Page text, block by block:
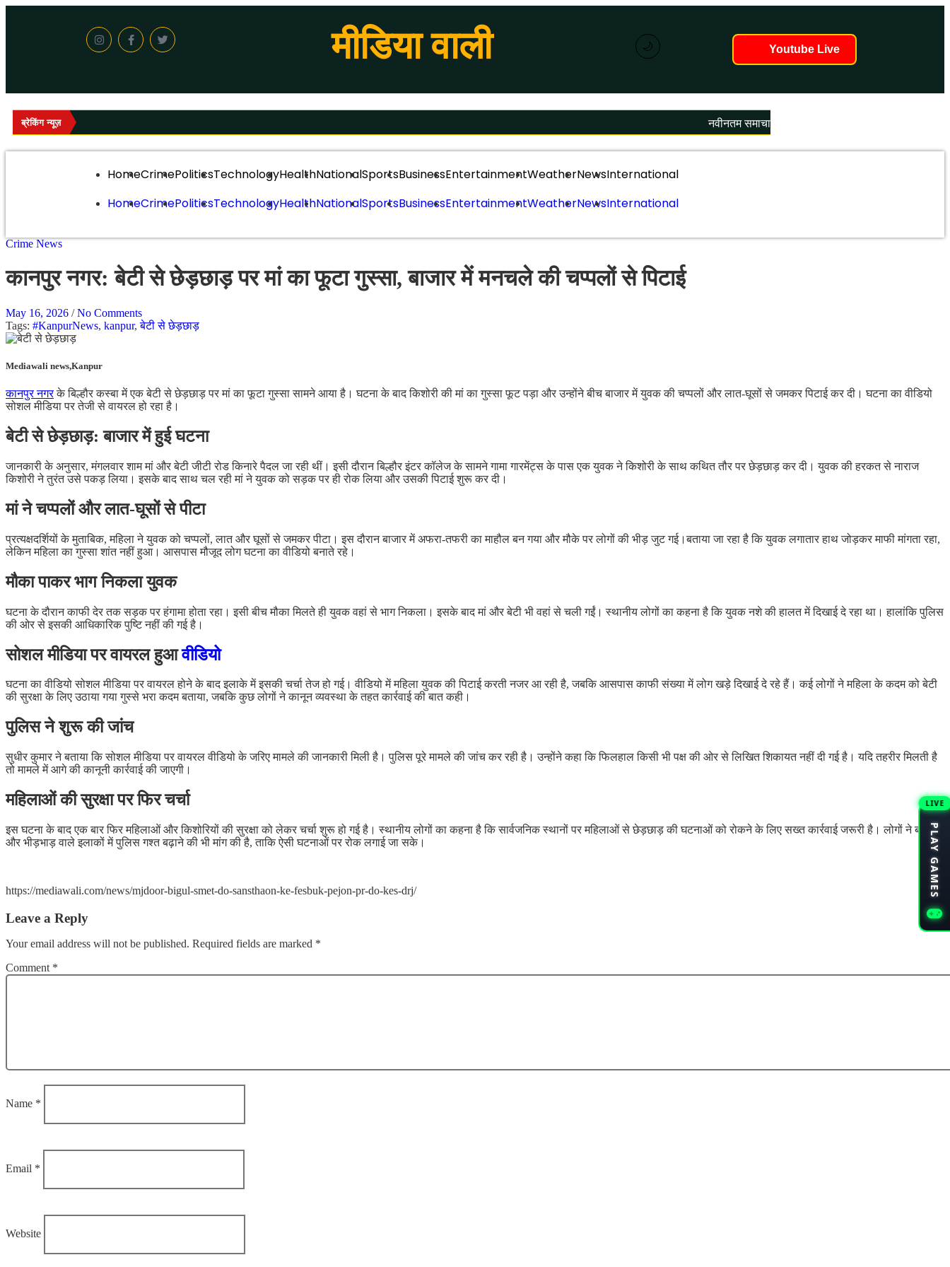
मीडिया वाली 🌙 Youtube Live
ब्रेकिंग न्यूज़ नवीनतम समाचार लोड हो रहे हैं...
HomeCrimePoliticsTechnologyHealthNationalSportsBusinessEntertainmentWeatherNewsInternational
HomeCrimePoliticsTechnologyHealthNationalSportsBusinessEntertainmentWeatherNewsInternational
Crime News
कानपुर नगर: बेटी से छेड़छाड़ पर मां का फूटा गुस्सा, बाजार में मनचले की चप्पलों से पिटाई
May 16, 2026 / No Comments
Tags: #KanpurNews, kanpur,बेटी से छेड़छाड़
Mediawali news,Kanpur
कानपुर नगरके बिल्हौर कस्बा में एक बेटी से छेड़छाड़ पर मां का फूटा गुस्सा सामने आया है। घटना के बाद किशोरी की मां का गुस्सा फूट पड़ा और उन्होंने बीच बाजार में युवक की चप्पलों और लात-घूसों से जमकर पिटाई कर दी। घटना का वीडियो
सोशल मीडिया पर तेजी से वायरल हो रहा है।
बेटी से छेड़छाड़: बाजार में हुई घटना
जानकारी के अनुसार, मंगलवार शाम मां और बेटी जीटी रोड किनारे पैदल जा रही थीं। इसी दौरान बिल्हौर इंटर कॉलेज के सामने गामा गारमेंट्स के पास एक युवक ने किशोरी के साथ कथित तौर पर छेड़छाड़ कर दी। युवक की हरकत से नाराज
किशोरी ने तुरंत उसे पकड़ लिया। इसके बाद साथ चल रही मां ने युवक को सड़क पर ही रोक लिया और उसकी पिटाई शुरू कर दी।
मां ने चप्पलों और लात-घूसों से पीटा
प्रत्यक्षदर्शियों के मुताबिक, महिला ने युवक को चप्पलों, लात और घूसों से जमकर पीटा। इस दौरान बाजार में अफरा-तफरी का माहौल बन गया और मौके पर लोगों की भीड़ जुट गई।बताया जा रहा है कि युवक लगातार हाथ जोड़कर माफी मांगता रहा,
लेकिन महिला का गुस्सा शांत नहीं हुआ। आसपास मौजूद लोग घटना का वीडियो बनाते रहे।
मौका पाकर भाग निकला युवक
घटना के दौरान काफी देर तक सड़क पर हंगामा होता रहा। इसी बीच मौका मिलते ही युवक वहां से भाग निकला। इसके बाद मां और बेटी भी वहां से चली गईं। स्थानीय लोगों का कहना है कि युवक नशे की हालत में दिखाई दे रहा था। हालांकि पुलिस
की ओर से इसकी आधिकारिक पुष्टि नहीं की गई है।
सोशल मीडिया पर वायरल हुआवीडियो
घटना का वीडियो सोशल मीडिया पर वायरल होने के बाद इलाके में इसकी चर्चा तेज हो गई। वीडियो में महिला युवक की पिटाई करती नजर आ रही है, जबकि आसपास काफी संख्या में लोग खड़े दिखाई दे रहे हैं। कई लोगों ने महिला के कदम को बेटी
की सुरक्षा के लिए उठाया गया गुस्से भरा कदम बताया, जबकि कुछ लोगों ने कानून व्यवस्था के तहत कार्रवाई की बात कही।
पुलिस ने शुरू की जांच
सुधीर कुमार ने बताया कि सोशल मीडिया पर वायरल वीडियो के जरिए मामले की जानकारी मिली है। पुलिस पूरे मामले की जांच कर रही है। उन्होंने कहा कि फिलहाल किसी भी पक्ष की ओर से लिखित शिकायत नहीं दी गई है। यदि तहरीर मिलती है
तो मामले में आगे की कानूनी कार्रवाई की जाएगी।
महिलाओं की सुरक्षा पर फिर चर्चा
इस घटना के बाद एक बार फिर महिलाओं और किशोरियों की सुरक्षा को लेकर चर्चा शुरू हो गई है। स्थानीय लोगों का कहना है कि सार्वजनिक स्थानों पर महिलाओं से छेड़छाड़ की घटनाओं को रोकने के लिए सख्त कार्रवाई जरूरी है। लोगों ने बाजार
और भीड़भाड़ वाले इलाकों में पुलिस गश्त बढ़ाने की भी मांग की है, ताकि ऐसी घटनाओं पर रोक लगाई जा सके।
https://mediawali.com/news/mjdoor-bigul-smet-do-sansthaon-ke-fesbuk-pejon-pr-do-kes-drj/
Leave a Reply
Your email address will not be published. Required fields are marked *
Comment *
Name *
Email *
Website
LIVE
PLAY GAMES